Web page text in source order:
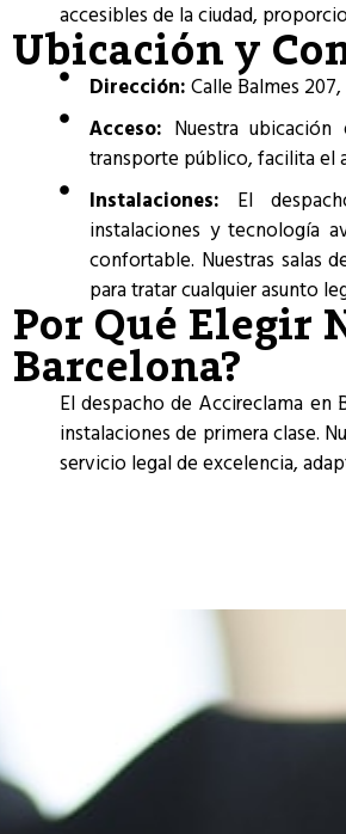
accesibles de la ciudad,
Ubicación y
Dirección: Calle Balmes
Acceso: Nuestra
transporte público, facilita el
Instalaciones: El
instalaciones y tecnología
confortable. Nuestras salas
para tratar cualquier asunto
Por Qué Elegir
Barcelona?
El despacho de Accireclama en
instalaciones de primera clase.
servicio legal de excelencia,